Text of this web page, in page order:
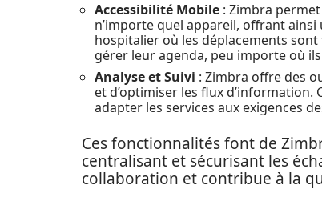
Accessibilité Mobile : Zimbra
n’importe quel appareil, offrant
hospitalier où les déplacements
gérer leur agenda, peu importe où
Analyse et Suivi : Zimbra offre des
et d’optimiser les flux
adapter les services aux exigences
Ces fonctionnalités font de
centralisant et sécurisant les
collaboration et contribue à la